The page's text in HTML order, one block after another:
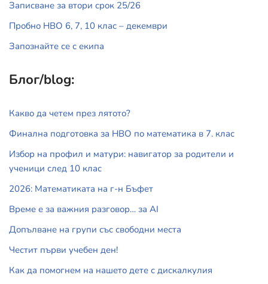
Записване за втори срок 25/26
Пробно НВО 6, 7, 10 клас – декември
Запознайте се с екипа
Блог/blog:
Какво да четем през лятото?
Финална подготовка за НВО по математика в 7. клас
Избор на профил и матури: навигатор за родители и
ученици след 10 клас
2026: Математиката на г-н Бъфет
Време е за важния разговор… за АI
Допълване на групи със свободни места
Честит първи учебен ден!
Как да помогнем на нашето дете с дискалкулия